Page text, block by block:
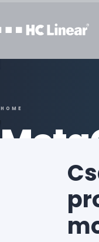
HOME